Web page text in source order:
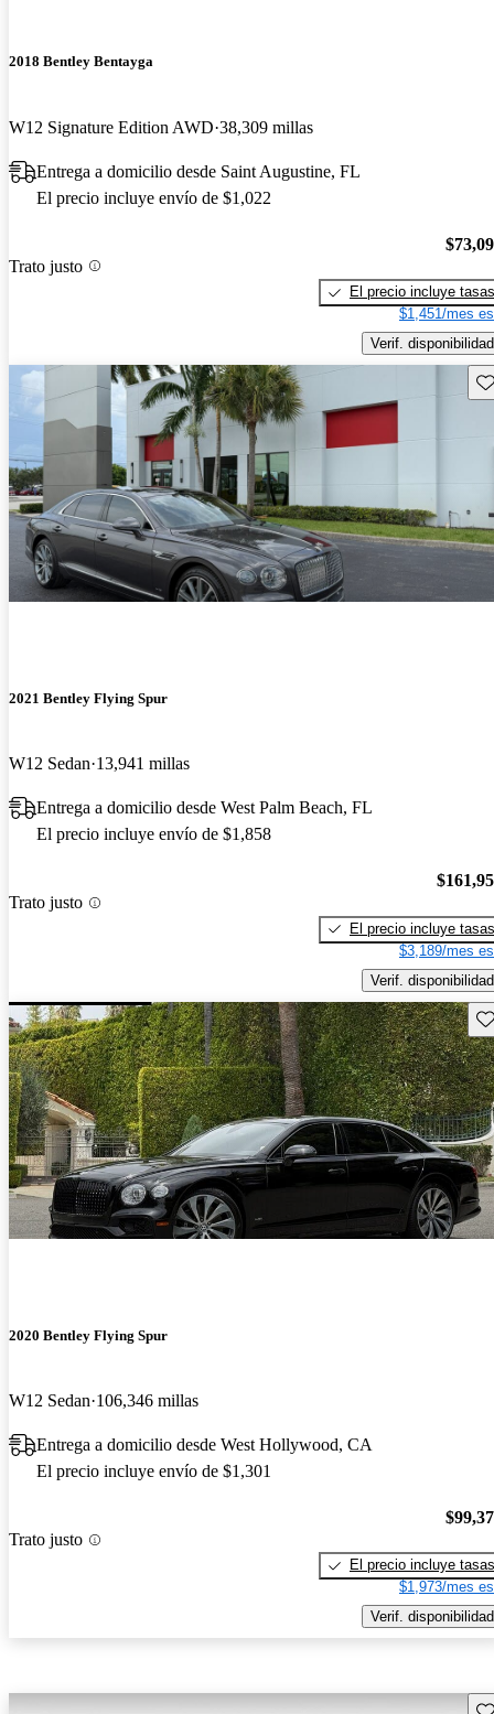
2018 Bentley Bentayga
W12 Signature Edition AWD 38,309 millas
Entrega a domicilio desde Saint Augustine, FL
El precio incluye envío de $1,022
Trato justo
El precio incluye tasas
$1,451/mes
Verif. disponibilidad
2021 Bentley Flying Spur
W12 Sedan 13,941 millas
Entrega a domicilio desde West Palm Beach, FL
El precio incluye envío de $1,858
Trato justo
El precio incluye tasas
$3,189/mes
Verif. disponibilidad
2020 Bentley Flying Spur
W12 Sedan 106,346 millas
Entrega a domicilio desde West Hollywood, CA
El precio incluye envío de $1,301
Trato justo
El precio incluye tasas
$1,973/mes
Verif. disponibilidad